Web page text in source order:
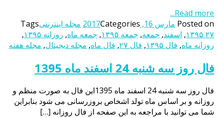
Read more...
Posted on مارس 16, 2017 Categories مجله اینترنتیTags
۱۳۹۵ ۲۷, اسفند, جمعه, جمعه ۱۳۹۵ , جمعه ماه, روزانه ۱۳۹۵
,
روزانه ماه, فال ۱۳۹۵ , فال ۲۷ , فال ماه, مجله دیجیتال, مجله هفته
فال روز سه شنبه 24 اسفند ماه 1395
فال روز سه شنبه 24 اسفند ماه 1395این فال به صورت منظم و
روزانه و بر اساس ماه تولد اشخاص بروزرسانی می شود بنابراین
شما می توانید با مراجعه به این صفحه از فال روزانه […]